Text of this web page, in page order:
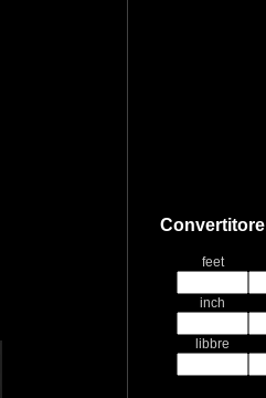
Convertitore
feet
inch
libbre